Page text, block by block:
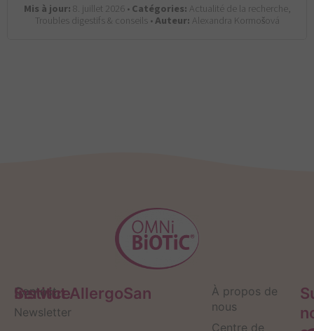
Mis à jour:8. juillet 2026 •Catégories: Actualité de la recherche,
Troubles digestifs & conseils •Auteur: Alexandra Kormošová
Service
Contact
Newsletter
Institut AllergoSan
À propos de
nous
Centre de